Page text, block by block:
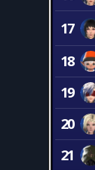
17
18
19
20
21